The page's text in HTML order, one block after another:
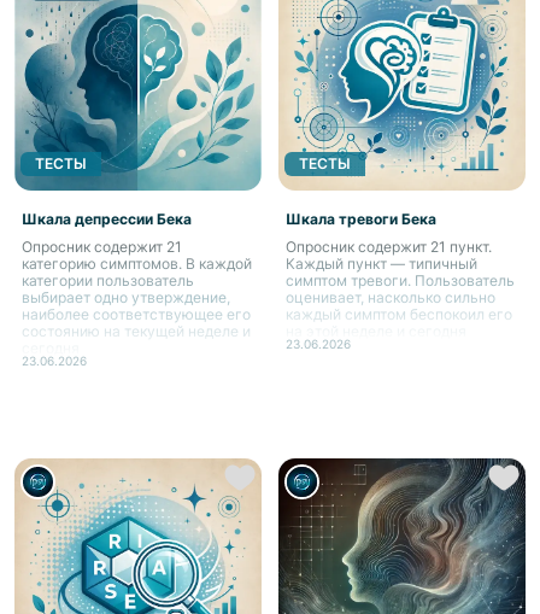
ТЕСТЫ
Шкала депрессии Бека
Опросник содержит 21
категорию симптомов. В каждой
категории пользователь
выбирает одно утверждение,
наиболее соответствующее его
состоянию на текущей неделе и
23.06.2026
ТЕСТЫ
Шкала тревоги Бека
Опросник содержит 21 пункт.
Каждый пункт — типичный
симптом тревоги. Пользователь
оценивает, насколько сильно
каждый симптом беспокоил его
23.06.2026